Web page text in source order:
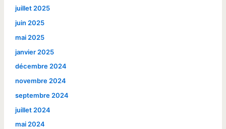
juillet 2025
juin 2025
mai 2025
janvier 2025
décembre 2024
novembre 2024
septembre 2024
juillet 2024
mai 2024